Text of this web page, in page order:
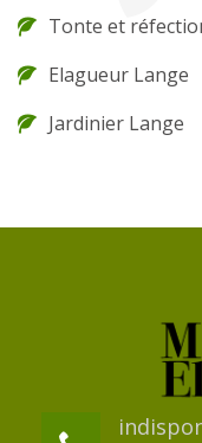
Tonte et
Elagueur Lange
Jardinier Lange